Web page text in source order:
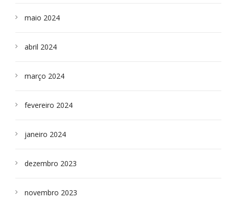
maio 2024
abril 2024
março 2024
fevereiro 2024
janeiro 2024
dezembro 2023
novembro 2023